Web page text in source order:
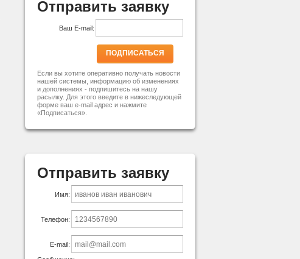
Отправить заявку
Ваш E-mail:
ПОДПИСАТЬСЯ
Если вы хотите оперативно получать новости
нашей системы, информацию об изменениях
и дополнениях - подпишитесь на нашу
расылку. Для этого введите в нижеследующей
форме ваш e-mail адрес и нажмите
«Подписаться».
Отправить заявку
Имя:
Телефон:
E-mail: